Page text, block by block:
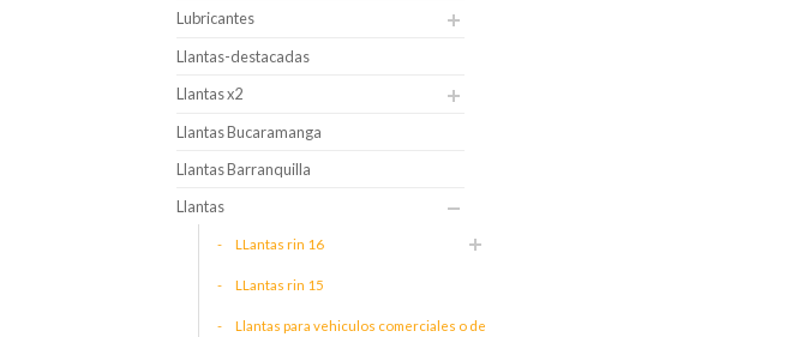
Lubricantes
Llantas-destacadas
Llantas x2
Llantas Bucaramanga
Llantas Barranquilla
Llantas
LLantas rin 16
LLantas rin 15
Llantas para vehiculos comerciales o de